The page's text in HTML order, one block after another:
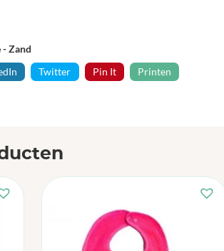
Zand
Twitter Pin It Printen